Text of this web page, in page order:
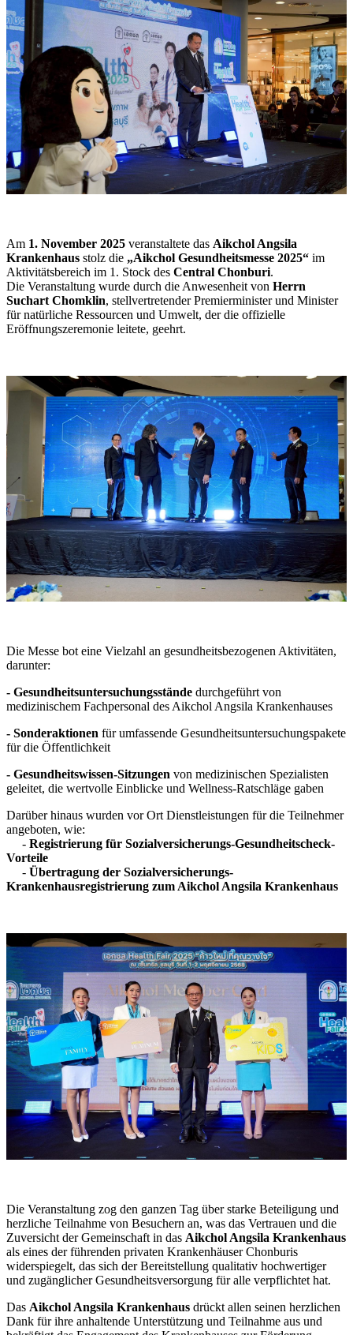
Am 1. November 2025 veranstaltete das Aikchol Angsila
Krankenhaus stolz die „Aikchol Gesundheitsmesse 2025“ im
Aktivitätsbereich im 1. Stock des Central Chonburi.
Die Veranstaltung wurde durch die Anwesenheit von Herrn
Suchart Chomklin, stellvertretender Premierminister und Minister
für natürliche Ressourcen und Umwelt, der die offizielle
Eröffnungszeremonie leitete, geehrt.
Die Messe bot eine Vielzahl an gesundheitsbezogenen Aktivitäten,
darunter:
- Gesundheitsuntersuchungsstände durchgeführt von
medizinischem Fachpersonal des Aikchol Angsila Krankenhauses
- Sonderaktionen für umfassende Gesundheitsuntersuchungspakete
für die Öffentlichkeit
- Gesundheitswissen-Sitzungen von medizinischen Spezialisten
geleitet, die wertvolle Einblicke und Wellness-Ratschläge gaben
Darüber hinaus wurden vor Ort Dienstleistungen für die Teilnehmer
angeboten, wie:
- Registrierung für Sozialversicherungs-Gesundheitscheck-
Vorteile
- Übertragung der Sozialversicherungs-
Krankenhausregistrierung zum Aikchol Angsila Krankenhaus
Die Veranstaltung zog den ganzen Tag über starke Beteiligung und
herzliche Teilnahme von Besuchern an, was das Vertrauen und die
Zuversicht der Gemeinschaft in das Aikchol Angsila Krankenhaus
als eines der führenden privaten Krankenhäuser Chonburis
widerspiegelt, das sich der Bereitstellung qualitativ hochwertiger
und zugänglicher Gesundheitsversorgung für alle verpflichtet hat.
Das Aikchol Angsila Krankenhaus drückt allen seinen herzlichen
Dank für ihre anhaltende Unterstützung und Teilnahme aus und